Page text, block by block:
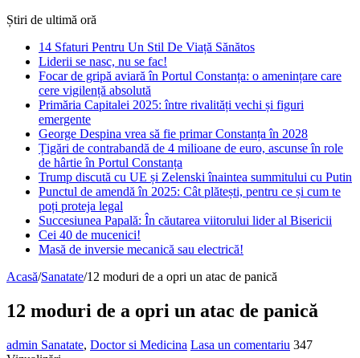
Știri de ultimă oră
14 Sfaturi Pentru Un Stil De Viață Sănătos
Liderii se nasc, nu se fac!
Focar de gripă aviară în Portul Constanța: o amenințare care
cere vigilență absolută
Primăria Capitalei 2025: între rivalități vechi și figuri
emergente
George Despina vrea să fie primar Constanța în 2028
Țigări de contrabandă de 4 milioane de euro, ascunse în role
de hârtie în Portul Constanța
Trump discută cu UE și Zelenski înaintea summitului cu Putin
Punctul de amendă în 2025: Cât plătești, pentru ce și cum te
poți proteja legal
Succesiunea Papală: În căutarea viitorului lider al Bisericii
Cei 40 de mucenici!
Masă de inversie mecanică sau electrică!
Acasă/Sanatate/12 moduri de a opri un atac de panică
12 moduri de a opri un atac de panică
admin Sanatate, Doctor si Medicina Lasa un comentariu 347